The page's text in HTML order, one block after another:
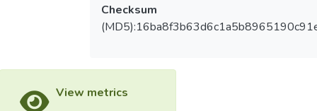
Checksum
View metrics